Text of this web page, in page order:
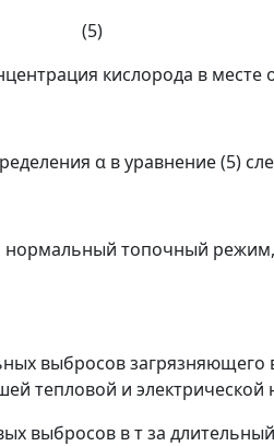
кислорода в
α в уравнение (5)
нормальный топочный
выбросов загрязняющего
тепловой и электрической
выбросов в т за